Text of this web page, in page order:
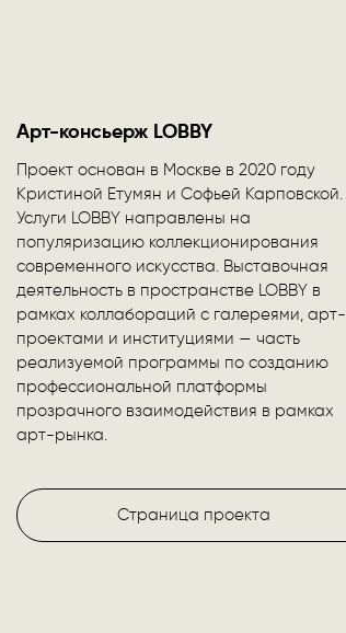
Арт-консьерж LOBBY
Проект основан в Москве в 2020 году
Кристиной Етумян и Софьей Карповской.
Услуги LOBBY направлены на
популяризацию коллекционирования
современного искусства. Выставочная
деятельность в пространстве LOBBY в
рамках коллабораций с галереями, арт-
проектами и институциями — часть
реализуемой программы по созданию
профессиональной платформы
прозрачного взаимодействия в рамках
арт-рынка.
Страница проекта